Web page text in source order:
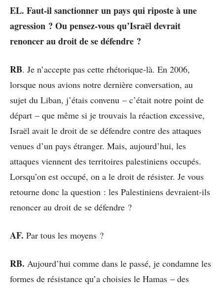
EL. Faut-il sanctionner un pays qui riposte à une
agression ? Ou pensez-vous qu’Israël devrait
renoncer au droit de se défendre ?
RB. Je n’accepte pas cette rhétorique-là. En 2006,
lorsque nous avions notre dernière conversation, au
sujet du Liban, j’étais convenu – c’était notre point de
départ – que même si je trouvais la réaction excessive,
Israël avait le droit de se défendre contre des attaques
venues d’un pays étranger. Mais, aujourd’hui, les
attaques viennent des territoires palestiniens occupés.
Lorsqu’on est occupé, on a le droit de résister. Je vous
retourne donc la question : les Palestiniens devraient-ils
renoncer au droit de se défendre ?
AF. Par tous les moyens ?
RB. Aujourd’hui comme dans le passé, je condamne les
formes de résistance qu’a choisies le Hamas – des